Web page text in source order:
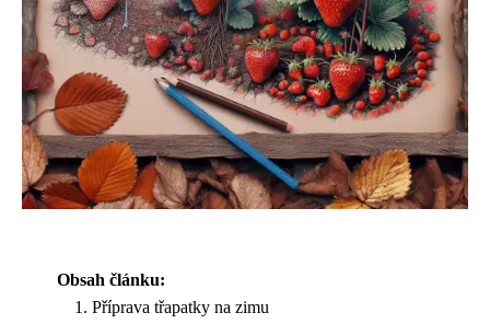
Obsah článku:
Příprava třapatky na zimu